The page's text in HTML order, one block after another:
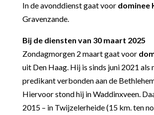
In de avonddienst gaat voor dominee
Gravenzande.
Bij de diensten van 30 maart 2025
Zondagmorgen 2 maart gaat voor
uit Den Haag. Hij is sinds juni 2021 als
predikant verbonden aan de
Hiervoor stond hij in Waddinxveen.
2015 – in Twijzelerheide (15 km. ten